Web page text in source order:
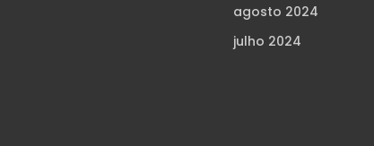
agosto 2024
julho 2024